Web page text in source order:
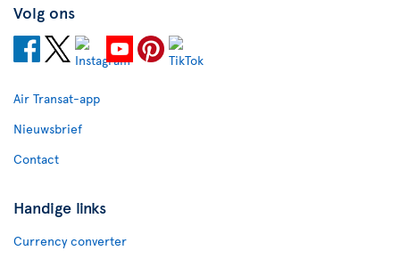
Volg ons
Air Transat-app
Nieuwsbrief
Contact
Handige links
Currency converter